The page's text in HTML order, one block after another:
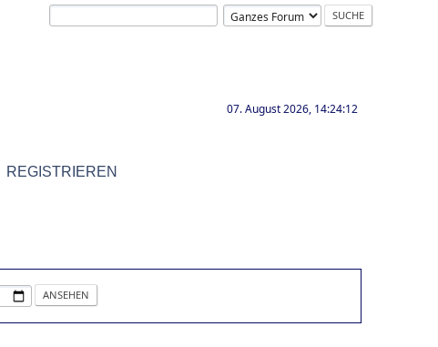
07. August 2026, 14:24:12
REGISTRIEREN